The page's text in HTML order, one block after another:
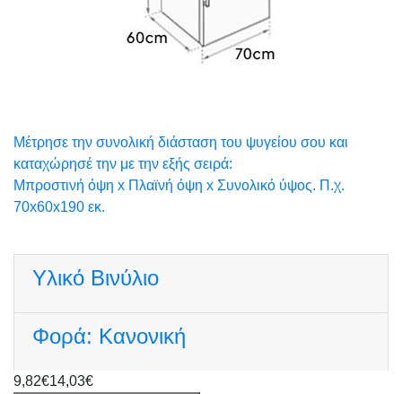
Μέτρησε την συνολική διάσταση του ψυγείου σου και
καταχώρησέ την με την εξής σειρά:
Μπροστινή όψη x Πλαϊνή όψη x Συνολικό ύψος. Π.χ.
70x60x190 εκ.
Υλικό Βινύλιο
Φορά: Κανονική
9,82€14,03€